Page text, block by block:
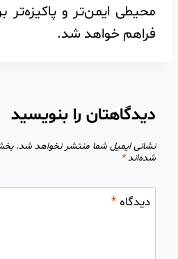
محیطی ایمن‌تر و پاکیزه‌تر
فراهم خواهد شد.
دیدگاهتان را بنویسید
نشانی ایمیل شما منتشر نخواهد شد.
شده‌اند*
دیدگاه*